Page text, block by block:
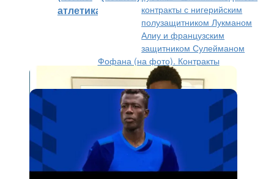
атлетика)
контракты с нигерийским
полузащитником Лукманом
Алиу и французским
защитником Сулейманом
Фофана (на фото). Контракты
однолетние. Нигериец до «Шинника» выступал...